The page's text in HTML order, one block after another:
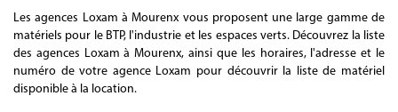
Les agences Loxam à Mourenx vous proposent une large gamme de
matériels pour le BTP, l'industrie et les espaces verts. Découvrez la liste
des agences Loxam à Mourenx, ainsi que les horaires, l'adresse et le
numéro de votre agence Loxam pour découvrir la liste de matériel
disponible à la location.